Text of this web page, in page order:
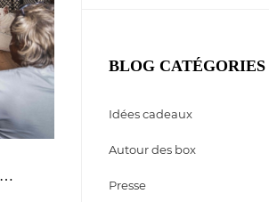
La Dégustation Box « France Rugby »… Un coffret délicieusement acclamé !
BLOG CATÉGORIES
Idées cadeaux
Autour des box
Presse